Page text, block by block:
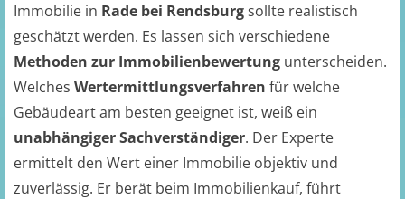
Immobilie in Rade bei Rendsburgsollte realistisch
geschätzt werden. Es lassen sich verschiedene
Methoden zur Immobilienbewertung unterscheiden.
Welches Wertermittlungsverfahren für welche
Gebäudeart am besten geeignet ist, weiß ein
unabhängiger Sachverständiger. Der Experte
ermittelt den Wert einer Immobilie objektiv und
zuverlässig. Er berät beim Immobilienkauf, führt